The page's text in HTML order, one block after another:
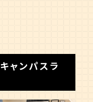
キャンパスラ